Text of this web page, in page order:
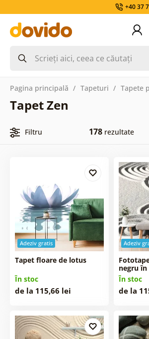
+40 37
Pagina principală Tapeturi Tapete
Tapet Zen
Filtru 178rezultate
Adeziv gratis
Tapet floare de lotus
În stoc
de la 115,66 lei
Adeziv
negru
În stoc
de la